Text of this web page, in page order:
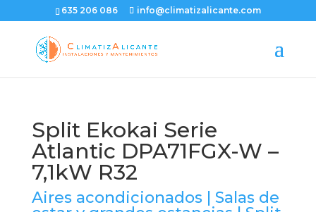
635 206 086 info@climatizalicante.com
Split Ekokai Serie
Atlantic DPA71FGX-W –
7,1kW R32
Aires acondicionados
Salas de